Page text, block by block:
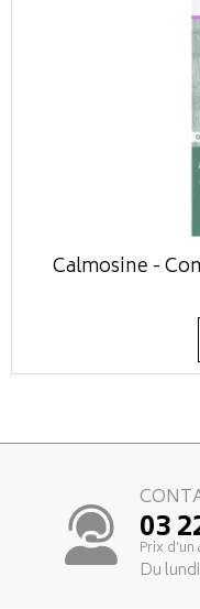
Calmosine -
03
Prix
Du